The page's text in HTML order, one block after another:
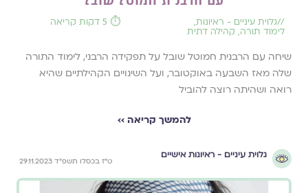
//גלוית עיניים - ראיונות,
לימוד תורה, קהילה דתית
⏱️ 5 דקות קריאה
שיחה עם הרבנית חמוטל שובל על תפקידה הרבני, לימוד התורה
שלה מאז השבעה באוקטובר, ועל השינויים הקהילתיים שהיא
רואה ושהיתה רוצה להוביל
להמשך קריאה ››
גלוית עיניים - ראיונות אישיים
ט"ז בכסלו תשפ"ד 29.11.2023